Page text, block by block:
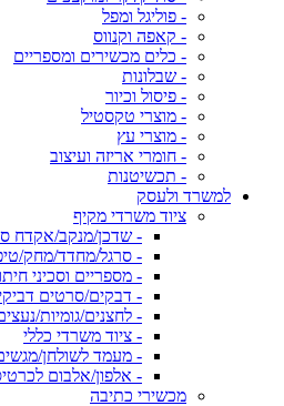
- פוליגל ומפל
- קאפה וקנווס
- כלים מכשירים ומספריים
- שבלונות
- פיסול וכיור
- מוצרי טקסטיל
- מוצרי עץ
- חומרי אריזה ועיצוב
- תכשיטנות
למשרד ולעסק
ציוד משרדי מקיף
- שדכן/מנקב/אקדח
- סרגל/מחדד/מחק/
- מספריים וסכיני
- דבקים/סרטים
- לחצנים/גומיות/
- ציוד משרדי כללי
- מעמד לשולחן/
- אלפון/אלבום
מכשירי כתיבה